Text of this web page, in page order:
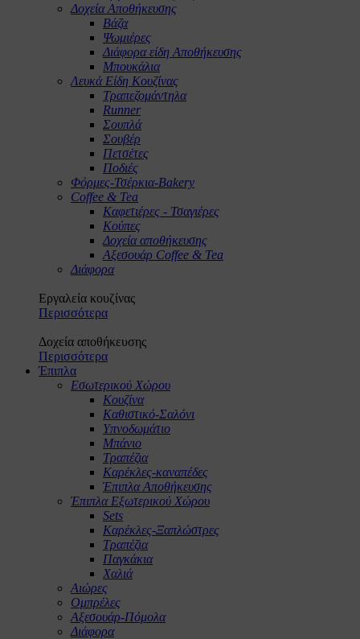
Δοχεία Αποθήκευσης
Βάζα
Ψωμιέρες
Διάφορα είδη Αποθήκευσης
Μπουκάλια
Λευκά Είδη Κουζίνας
Τραπεζομάντηλα
Runner
Σουπλά
Σουβέρ
Πετσέτες
Ποδιές
Φόρμες-Τσέρκια-Bakery
Coffee & Tea
Καφετιέρες - Τσαγιέρες
Κούπες
Δοχεία αποθήκευσης
Αξεσουάρ Coffee & Tea
Διάφορα
Εργαλεία κουζίνας
Περισσότερα
Δοχεία αποθήκευσης
Περισσότερα
Έπιπλα
Εσωτερικού Χώρου
Κουζίνα
Καθιστικό-Σαλόνι
Υπνοδωμάτιο
Μπάνιο
Τραπέζια
Καρέκλες-καναπέδες
Έπιπλα Αποθήκευσης
Έπιπλα Εξωτερικού Χώρου
Sets
Καρέκλες-Ξαπλώστρες
Τραπέζια
Παγκάκια
Χαλιά
Αιώρες
Ομπρέλες
Αξεσουάρ-Πόμολα
Διάφορα